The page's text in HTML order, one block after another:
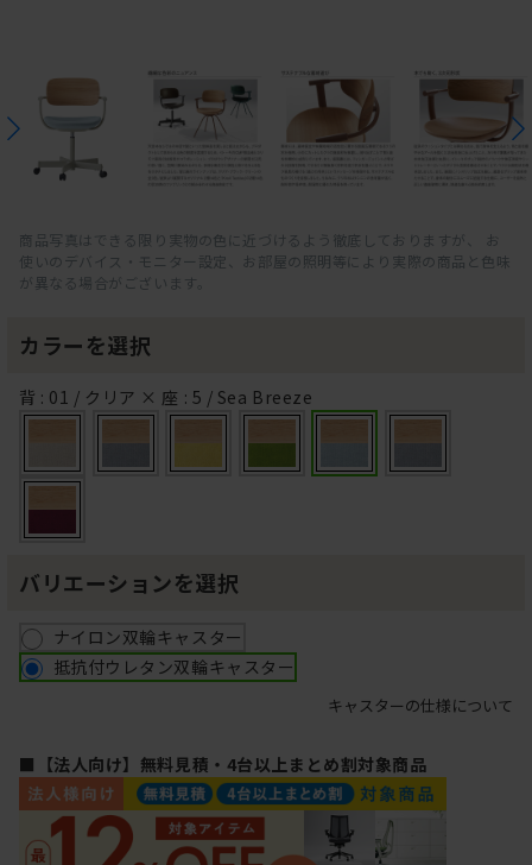
商品写真はできる限り実物の色に近づけるよう徹底しておりますが、 お
使いのデバイス・モニター設定、お部屋の照明等により実際の商品と色味
が異なる場合がございます。
カラーを選択
背 : 01 / クリア × 座 : 5 / Sea Breeze
バリエーションを選択
ナイロン双輪キャスター
抵抗付ウレタン双輪キャスター
キャスターの仕様について
■【法人向け】無料見積・4台以上まとめ割対象商品